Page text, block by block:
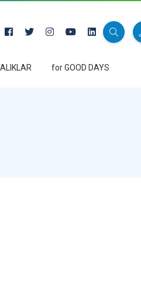
for GOOD DAYS